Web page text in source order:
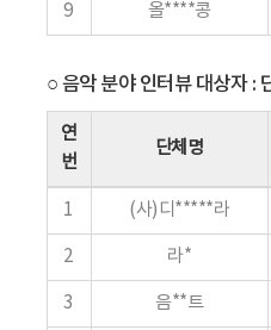
9 올****콩
○ 음악 분야 인터뷰 대상자 :
연
번
단체명
1 (사)디*****라
2 라*
3 음**트